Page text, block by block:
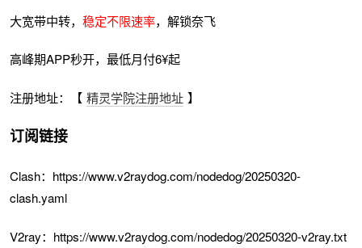
大宽带中转，稳定不限速率，解锁奈飞
高峰期APP秒开，最低月付6¥起
注册地址：【 精灵学院注册地址 】
订阅链接
Clash：https://www.v2raydog.com/nodedog/20250320-
clash.yaml
V2ray：https://www.v2raydog.com/nodedog/20250320-v2ray.txt